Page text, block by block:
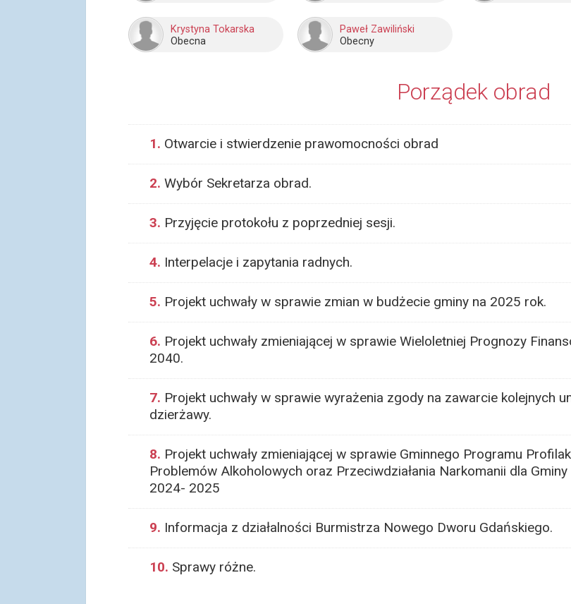
Krystyna Tokarska
Obecna
Paweł Zawiliński
Obecny
Porządek obrad
1. Otwarcie i stwierdzenie prawomocności obrad
2. Wybór Sekretarza obrad.
3. Przyjęcie protokołu z poprzedniej sesji.
4. Interpelacje i zapytania radnych.
5. Projekt uchwały w sprawie zmian w budżecie gminy na 2025 rok.
6. Projekt uchwały zmieniającej w sprawie Wieloletniej Prognozy
2040.
7. Projekt uchwały w sprawie wyrażenia zgody na zawarcie kolejnych
dzierżawy.
8. Projekt uchwały zmieniającej w sprawie Gminnego Programu
Problemów Alkoholowych oraz Przeciwdziałania Narkomanii dla
2024- 2025
9. Informacja z działalności Burmistrza Nowego Dworu Gdańskiego.
10. Sprawy różne.